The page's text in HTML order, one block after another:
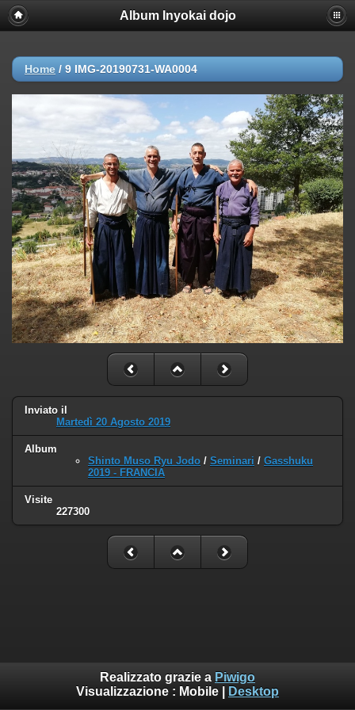
Album Inyokai dojo
Home / 9 IMG-20190731-WA0004
Inviato il
Martedì 20 Agosto 2019
Album
Shinto Muso Ryu Jodo / Seminari / Gasshuku
2019 - FRANCIA
Visite
227300
Realizzato grazie a Piwigo
Visualizzazione : Mobile Desktop